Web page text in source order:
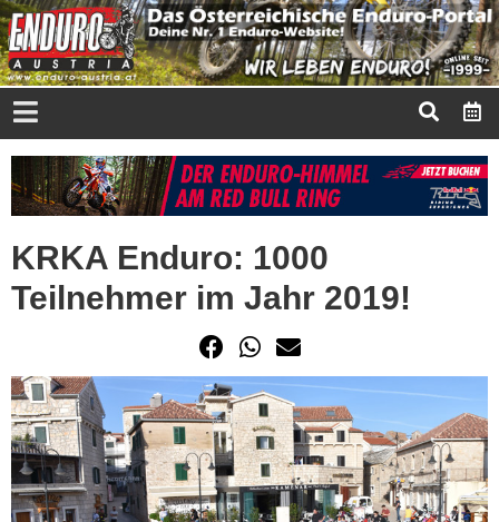
KRKA Enduro: 1000
Teilnehmer im Jahr 2019!